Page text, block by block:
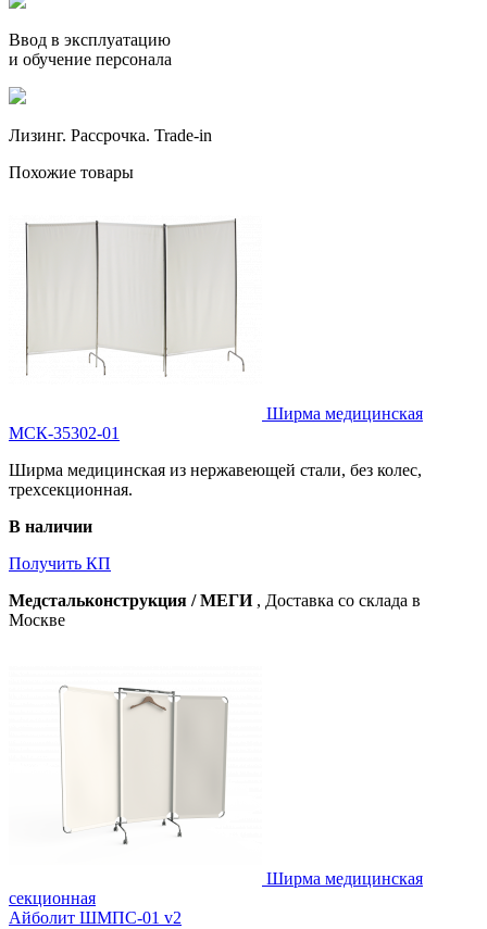
Ввод в эксплуатацию
и обучение персонала
Лизинг. Рассрочка. Trade-in
Похожие товары
Ширма медицинская
МСК-35302-01
Ширма медицинская из нержавеющей стали, без колес,
трехсекционная.
В наличии
Получить КП
Медстальконструкция / МЕГИ , Доставка со склада в
Москве
Ширма медицинская
секционная
Айболит ШМПС-01 v2